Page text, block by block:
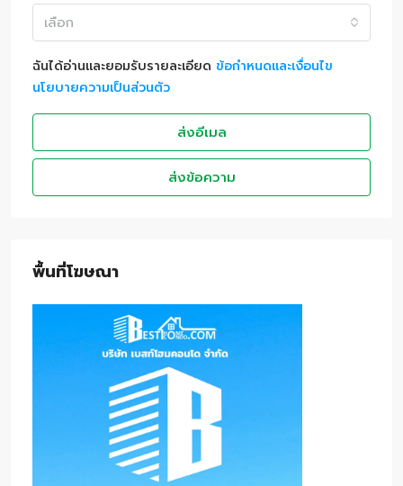
เลือก
ฉันได้อ่านและยอมรับรายละเอียด ข้อกำหนดและเงื่อนไข
นโยบายความเป็นส่วนตัว
ส่งอีเมล
ส่งข้อความ
พื้นที่โฆษณา